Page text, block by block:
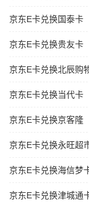
京东E卡兑换国泰卡
京东E卡兑换贵友卡
京东E卡兑换北辰购
京东E卡兑换当代卡
京东E卡兑换京客隆
京东E卡兑换永旺超
京东E卡兑换海信梦
京东E卡兑换津城通